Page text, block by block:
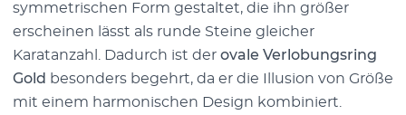
symmetrischen Form gestaltet, die ihn größer
erscheinen lässt als runde Steine gleicher
Karatanzahl. Dadurch ist der ovale Verlobungsring
Gold besonders begehrt, da er die Illusion von Größe
mit einem harmonischen Design kombiniert.